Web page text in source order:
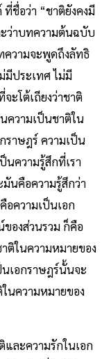
ที่ชื่อว่า “ชาติยังคงมี
ว่าบทความต้นฉบับ
วามจะพูดถึงลัทธิ
มีประเทศ ไม่มี
ะโต้เถียงว่าชาติ
ความเป็นชาติใน
ราษฎร์ ความเป็น
นความรู้สึกที่เรา
นคือความรู้สึกว่า
อความเป็นเอก
องส่วนรวม ก็คือ
ติในความหมายของ
เอกราษฎร์นั้นจะ
นความหมายของ
ละความรักในเอก